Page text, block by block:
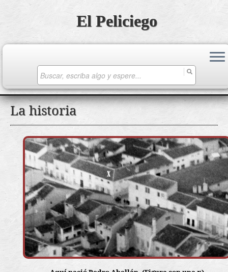
Saltar
contenido
El Peliciego
La historia